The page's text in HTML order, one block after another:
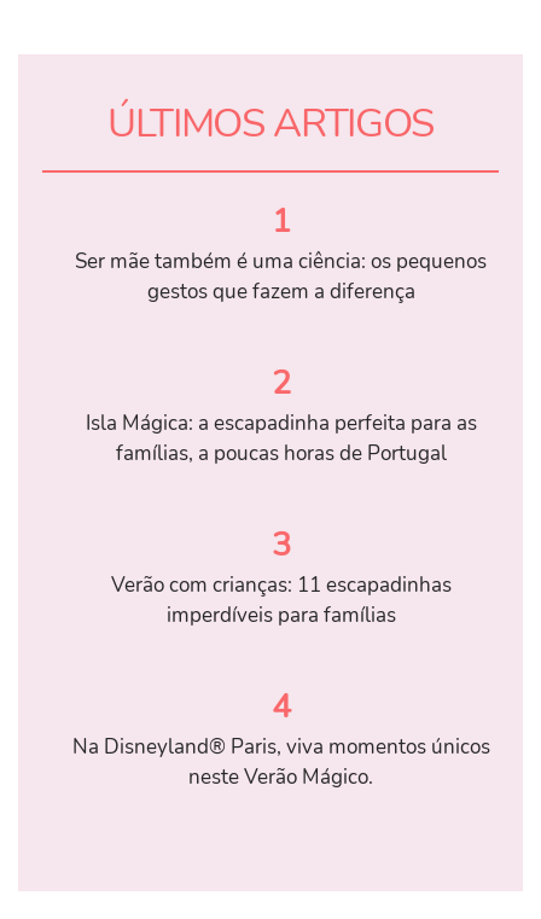
ÚLTIMOS ARTIGOS
1
Ser mãe também é uma ciência: os pequenos
gestos que fazem a diferença
2
Isla Mágica: a escapadinha perfeita para as
famílias, a poucas horas de Portugal
3
Verão com crianças: 11 escapadinhas
imperdíveis para famílias
4
Na Disneyland® Paris, viva momentos únicos
neste Verão Mágico.